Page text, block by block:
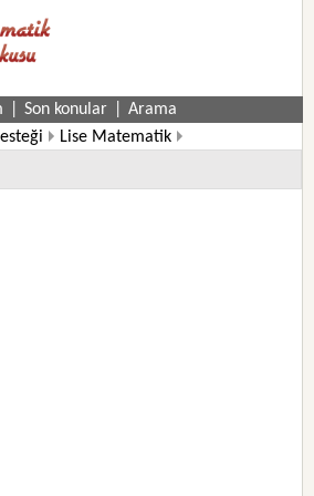
Son konular
Arama
Lise Matematik